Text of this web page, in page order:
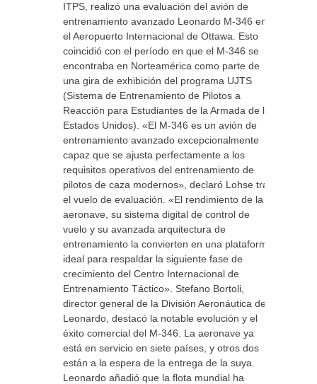
ITPS, realizó una evaluación del avión de
entrenamiento avanzado Leonardo M-346 en
el Aeropuerto Internacional de Ottawa. Esto
coincidió con el período en que el M-346 se
encontraba en Norteamérica como parte de
una gira de exhibición del programa UJTS
(Sistema de Entrenamiento de Pilotos a
Reacción para Estudiantes de la Armada de los
Estados Unidos). «El M-346 es un avión de
entrenamiento avanzado excepcionalmente
capaz que se ajusta perfectamente a los
requisitos operativos del entrenamiento de
pilotos de caza modernos», declaró Lohse tras
el vuelo de evaluación. «El rendimiento de la
aeronave, su sistema digital de control de
vuelo y su avanzada arquitectura de
entrenamiento la convierten en una plataforma
ideal para respaldar la siguiente fase de
crecimiento del Centro Internacional de
Entrenamiento Táctico». Stefano Bortoli,
director general de la División Aeronáutica de
Leonardo, destacó la notable evolución y el
éxito comercial del M-346. La aeronave ya
está en servicio en siete países, y otros dos
están a la espera de la entrega de la suya.
Leonardo añadió que la flota mundial ha